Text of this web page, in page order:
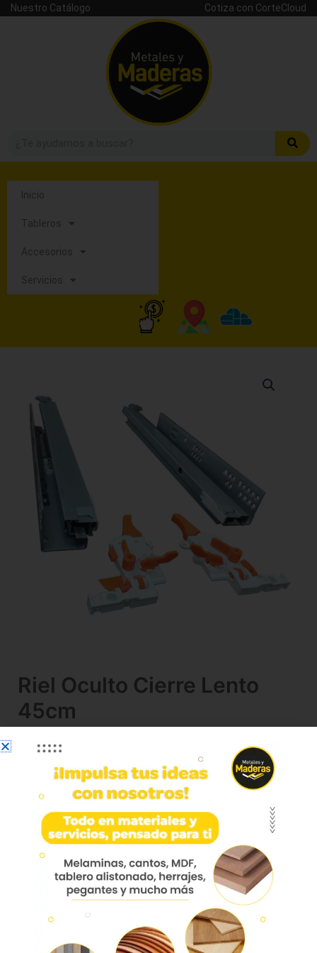
Nuestro Catálogo Cotiza con CorteCloud
Inicio
Tableros
Accesorios
Servicios
Riel Oculto Cierre Lento
45cm
Corredera de cajón con extracción total y fácil
montaje gracias a su sistema clip. Instalación
basal donde el mecanismo completo queda
oculto por debajo del cajón. Posee cierre suave y
su deslizamiento opera en base a rodillos.
Soporta hasta 30 kg por cajón.
Herraje que queda totalmente oculto
debajo del cajón.
Corredera con deslizamiento sincronizado
que evita el movimiento lateral.
Clips de empotre que permiten el rápido
montaje y desmontaje del cajón.
Regulación tridimecional del frente del